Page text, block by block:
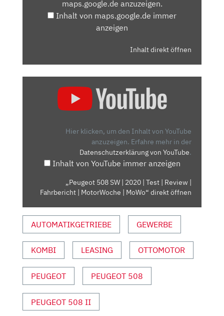
maps.google.de anzuzeigen.
Inhalt von maps.google.de immer
anzeigen
Inhalt direkt öffnen
|
MOTORWOCHE
MOWO“
VON
YOUTUBE
ANZEIGEN
Hier klicken, um den Inhalt von YouTube
anzuzeigen. Erfahre mehr in der
Datenschutzerklärung von YouTube.
Inhalt von YouTube immer anzeigen
„Peugeot 508 SW | 2020 | Test | Review |
Fahrbericht | MotorWoche | MoWo“ direkt öffnen
AUTOMATIKGETRIEBE GEWERBE
KOMBI LEASING OTTOMOTOR
PEUGEOT PEUGEOT 508
PEUGEOT 508 II